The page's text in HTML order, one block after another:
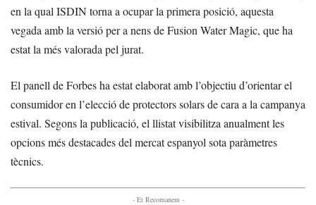
en la qual ISDIN torna a ocupar la primera posició, aquesta
vegada amb la versió per a nens de Fusion Water Magic, que ha
estat la més valorada pel jurat.
El panell de Forbes ha estat elaborat amb l’objectiu d’orientar el
consumidor en l’elecció de protectors solars de cara a la campanya
estival. Segons la publicació, el llistat visibilitza anualment les
opcions més destacades del mercat espanyol sota paràmetres
tècnics.
- Et Recomanem -